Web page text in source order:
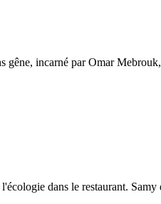
incarné par Omar
dans le restaurant.